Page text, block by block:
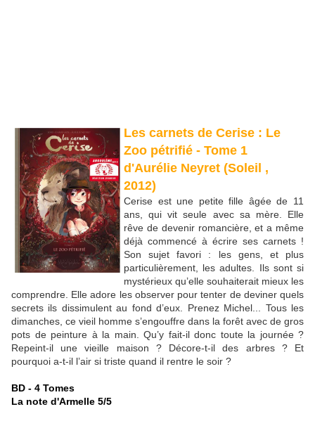
Les carnets de Cerise : Le
Zoo pétrifié - Tome 1
d'Aurélie Neyret (Soleil ,
2012)
Cerise est une petite fille âgée de 11
ans, qui vit seule avec sa mère. Elle
rêve de devenir romancière, et a même
déjà commencé à écrire ses carnets !
Son sujet favori : les gens, et plus
particulièrement, les adultes. Ils sont si
mystérieux qu’elle souhaiterait mieux les
comprendre. Elle adore les observer pour tenter de deviner quels
secrets ils dissimulent au fond d’eux. Prenez Michel... Tous les
dimanches, ce vieil homme s’engouffre dans la forêt avec de gros
pots de peinture à la main. Qu’y fait-il donc toute la journée ?
Repeint-il une vieille maison ? Décore-t-il des arbres ? Et
pourquoi a-t-il l’air si triste quand il rentre le soir ?
BD - 4 Tomes
La note d'Armelle 5/5